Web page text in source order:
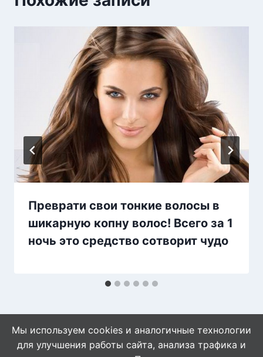
Преврати свои тонкие волосы в
шикарную копну волос! Всего за 1
ночь это средство сотворит чудо
Мы используем cookies и аналогичные технологии
для улучшения работы сайта, анализа трафика и